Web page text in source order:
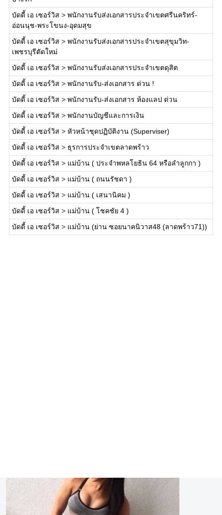
บัดดี้ เอ เซอร์วิส > พนักงานรับส่งเอกสารประจำเขตศรีนคริทร์-
อ่อนนุช-พระโขนง-อุดมสุข
บัดดี้ เอ เซอร์วิส > พนักงานรับส่งเอกสารประจำเขตสุขุมวิท-
เพชรบุรีตัดใหม่
บัดดี้ เอ เซอร์วิส > พนักงานรับส่งเอกสารประจำเขตดุสิต
บัดดี้ เอ เซอร์วิส > พนักงานรับ-ส่งเอกสาร ด่วน !
บัดดี้ เอ เซอร์วิส > พนักงานรับ-ส่งเอกสาร ห้องแลป ด่วน
บัดดี้ เอ เซอร์วิส > พนักงานบัญชีและการเงิน
บัดดี้ เอ เซอร์วิส > หัวหน้าชุดปฏิบัติงาน (Superviser)
บัดดี้ เอ เซอร์วิส > ธุรการประจำเขตลาดพร้าว
บัดดี้ เอ เซอร์วิส > แม่บ้าน ( ประจำพหลโยธิน 64 หรือลำลูกกา )
บัดดี้ เอ เซอร์วิส > แม่บ้าน ( ถนนรัชดา )
บัดดี้ เอ เซอร์วิส > แม่บ้าน ( เสนานิคม )
บัดดี้ เอ เซอร์วิส > แม่บ้าน ( โชคชัย 4 )
บัดดี้ เอ เซอร์วิส > แม่บ้าน (ย่าน ซอยนาคนิวาส48 (ลาดพร้าว71))